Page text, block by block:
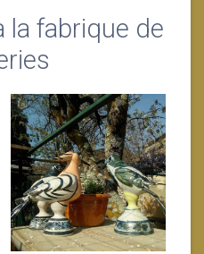
la fabrique de